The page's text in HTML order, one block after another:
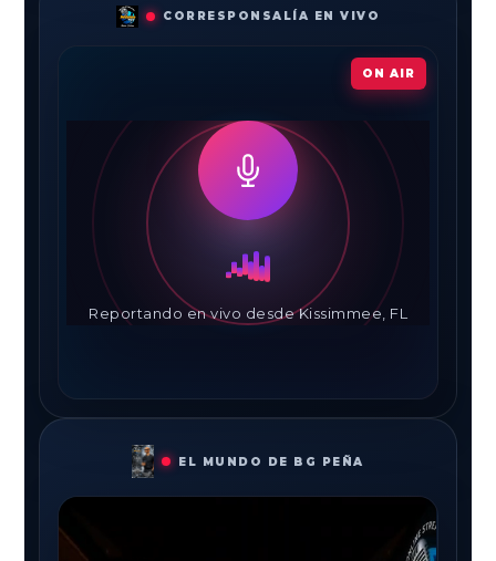
CORRESPONSALÍA EN VIVO
Reportando en vivo desde Kissimmee, FL
ON AIR
EL MUNDO DE BG PEÑA